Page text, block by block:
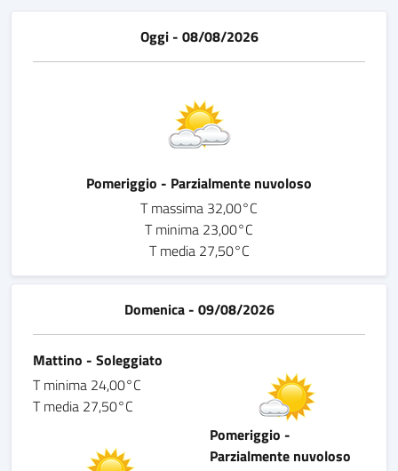
Oggi - 08/08/2026
Pomeriggio - Parzialmente nuvoloso
T massima 32,00°C
T minima 23,00°C
T media 27,50°C
Domenica - 09/08/2026
Mattino - Soleggiato
T minima 24,00°C
T media 27,50°C
Pomeriggio -
Parzialmente nuvoloso